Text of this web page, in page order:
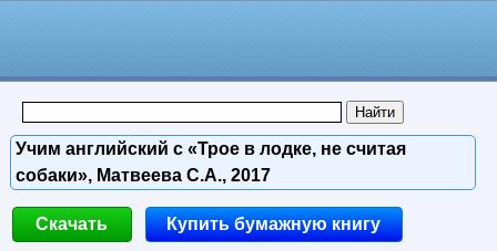
Учим английский с «Трое в лодке, не считая
собаки», Матвеева С.А., 2017
Скачать Купить бумажную книгу